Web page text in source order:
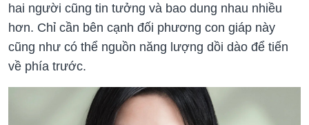
hai người cũng tin tưởng và bao dung nhau nhiều
hơn. Chỉ cần bên cạnh đối phương con giáp này
cũng như có thể nguồn năng lượng dồi dào để tiến
về phía trước.